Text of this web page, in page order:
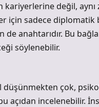
kariyerlerine değil,
için sadece diplomatik
anahtarıdır. Bu
söylenebilir.
çok,
açıdan incelenebilir.